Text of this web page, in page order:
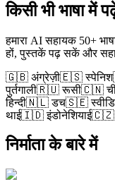
किसी भी भाषा में
हमारा AI सहायक 50+
हों, पुस्तकें पढ़ सकें और
🇬🇧 अंग्रेज़ी🇪🇸 स्पेनिश
पुर्तगाली🇷🇺 रूसी🇨🇳
हिन्दी🇳🇱 डच🇸🇪
थाई🇮🇩 इंडोनेशियाई🇨🇿
निर्माता के बारे में